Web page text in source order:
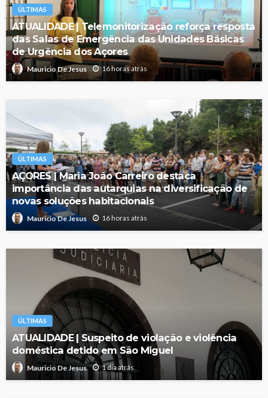
ÚLTIMAS
ATUALIDADE | Telemonitorização reforça resposta
das Salas de Emergência das Unidades Básicas
de Urgência dos Açores
Mauricio De Jesus 16 horas atrás
ÚLTIMAS
AÇORES | Maria João Carreiro destaca
importância das autarquias na diversificação de
novas soluções habitacionais
Mauricio De Jesus 16 horas atrás
ÚLTIMAS
ATUALIDADE | Suspeito de violação e violência
doméstica detido em São Miguel
Mauricio De Jesus 1 dia atrás